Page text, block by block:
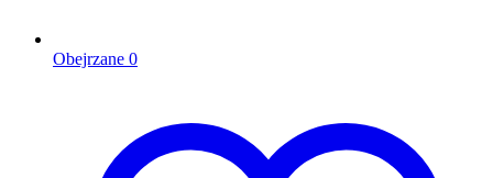
Obejrzane 0